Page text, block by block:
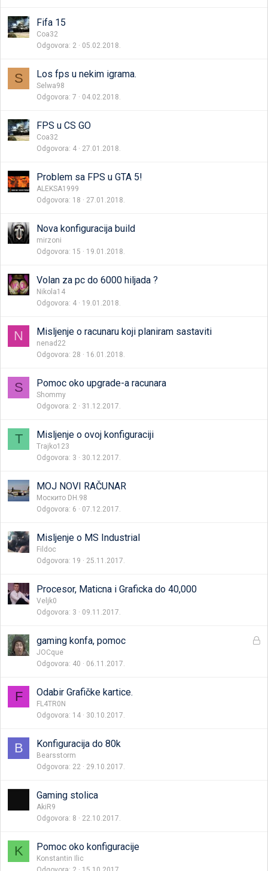
Fifa 15
Coa32
Odgovora 2 05.02.2018.
S Los fps u nekim igrama.
Selwa98
Odgovora 7 04.02.2018.
FPS u CS GO
Coa32
Odgovora 4 27.01.2018.
Problem sa FPS u GTA 5!
ALEKSA1999
Odgovora 18 27.01.2018.
Nova konfiguracija build
mirzoni
Odgovora 15 19.01.2018.
Volan za pc do 6000 hiljada ?
Nikola14
Odgovora 4 19.01.2018.
N Misljenje o racunaru koji planiram sastaviti
nenad22
Odgovora 28 16.01.2018.
S Pomoc oko upgrade-a racunara
Shommy
Odgovora 2 31.12.2017.
T Misljenje o ovoj konfiguraciji
Trajko123
Odgovora 3 30.12.2017.
MOJ NOVI RAČUNAR
Москито DH.98
Odgovora 6 07.12.2017.
Misljenje o MS Industrial
Fildoc
Odgovora 19 25.11.2017.
Procesor, Maticna i Graficka do 40,000
Veljk0
Odgovora 3 09.11.2017.
Z
gaming konfa, pomoc
JOCque
Odgovora 40 06.11.2017.
F Odabir Grafičke kartice.
FL4TR0N
Odgovora 14 30.10.2017.
B Konfiguracija do 80k
Bearsstorm
Odgovora 22 29.10.2017.
Gaming stolica
AkiR9
Odgovora 8 22.10.2017.
K Pomoc oko konfiguracije
Konstantin Ilic